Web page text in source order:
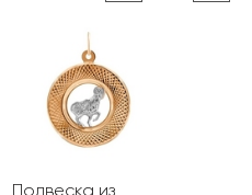
Подвеска из